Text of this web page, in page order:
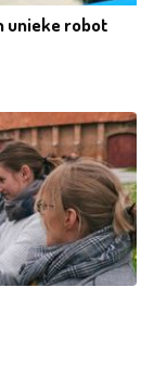
unieke robot